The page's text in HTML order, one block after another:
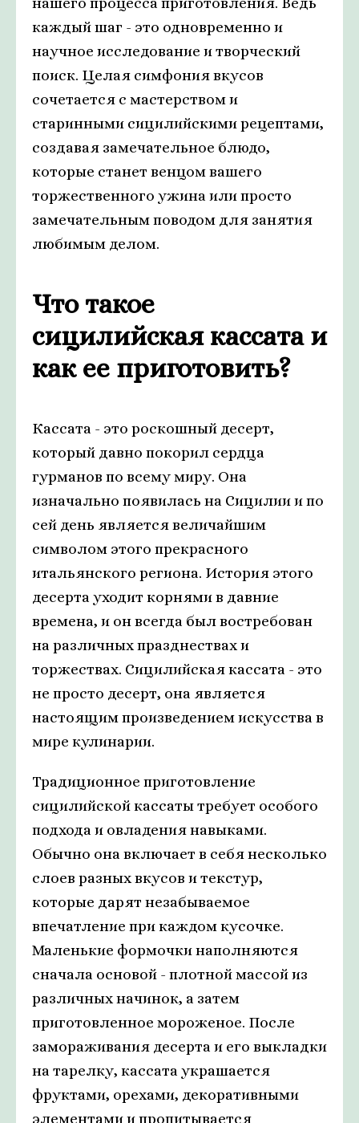
каждый шаг - это одновременно и
научное исследование и творческий
поиск. Целая симфония вкусов
сочетается с мастерством и
старинными сицилийскими рецептами,
создавая замечательное блюдо,
которые станет венцом вашего
торжественного ужина или просто
замечательным поводом для занятия
любимым делом.
Что такое
сицилийская кассата и
как ее приготовить?
Кассата - это роскошный десерт,
который давно покорил сердца
гурманов по всему миру. Она
изначально появилась на Сицилии и по
сей день является величайшим
символом этого прекрасного
итальянского региона. История этого
десерта уходит корнями в давние
времена, и он всегда был востребован
на различных празднествах и
торжествах. Сицилийская кассата - это
не просто десерт, она является
настоящим произведением искусства в
мире кулинарии.
Традиционное приготовление
сицилийской кассаты требует особого
подхода и овладения навыками.
Обычно она включает в себя несколько
слоев разных вкусов и текстур,
которые дарят незабываемое
впечатление при каждом кусочке.
Маленькие формочки наполняются
сначала основой - плотной массой из
различных начинок, а затем
приготовленное мороженое. После
замораживания десерта и его выкладки
на тарелку, кассата украшается
фруктами, орехами, декоративными
элементами и пропитывается